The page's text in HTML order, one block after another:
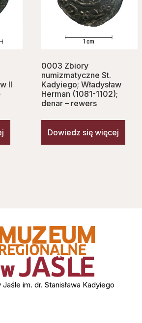
II
0003 Zbiory
numizmatyczne St.
Kadyiego; Władysław
Herman (1081-1102);
denar – rewers
Dowiedz się więcej
im. dr. Stanisława Kadyiego